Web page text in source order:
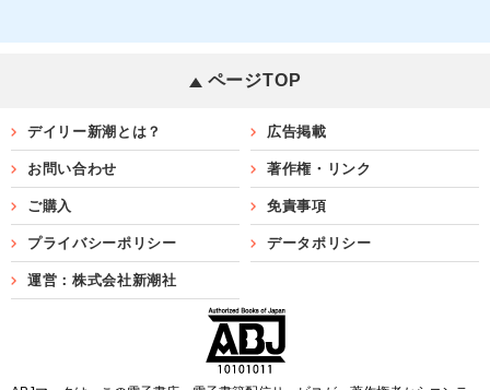
ページTOP
デイリー新潮とは？ 広告掲載
お問い合わせ 著作権・リンク
ご購入 免責事項
プライバシーポリシー データポリシー
運営：株式会社新潮社